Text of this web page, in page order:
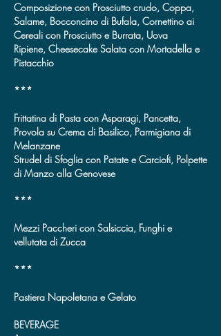
Composizione con Prosciutto crudo, Coppa,
Salame, Bocconcino di Bufala, Cornettino ai
Cereali con Prosciutto e Burrata, Uova
Ripiene, Cheesecake Salata con Mortadella e
Pistacchio
***
Frittatina di Pasta con Asparagi, Pancetta,
Provola su Crema di Basilico, Parmigiana di
Melanzane
Strudel di Sfoglia con Patate e Carciofi, Polpette
di Manzo alla Genovese
***
Mezzi Paccheri con Salsiccia, Funghi e
vellutata di Zucca
***
Pastiera Napoletana e Gelato
BEVERAGE